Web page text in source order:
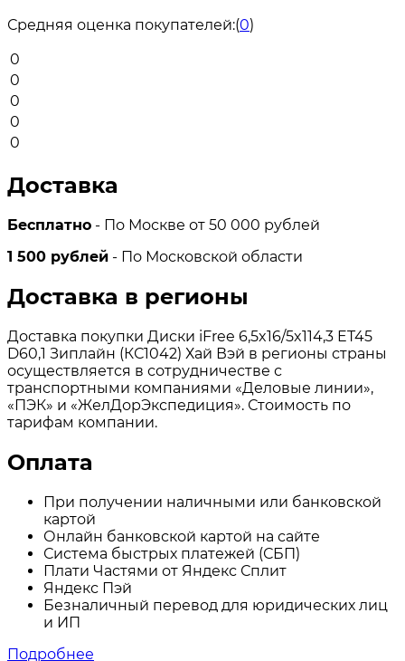
Средняя оценка покупателей:(0)
0
0
0
0
0
Доставка
Бесплатно - По Москве от 50 000 рублей
1 500 рублей - По Московской области
Доставка в регионы
Доставка покупки Диски iFree 6,5x16/5x114,3 ET45
D60,1 Зиплайн (КС1042) Хай Вэй в регионы страны
осуществляется в сотрудничестве с
транспортными компаниями «Деловые линии»,
«ПЭК» и «ЖелДорЭкспедиция». Стоимость по
тарифам компании.
Оплата
При получении наличными или банковской
картой
Онлайн банковской картой на сайте
Система быстрых платежей (СБП)
Плати Частями от Яндекс Сплит
Яндекс Пэй
Безналичный перевод для юридических лиц
и ИП
Подробнее